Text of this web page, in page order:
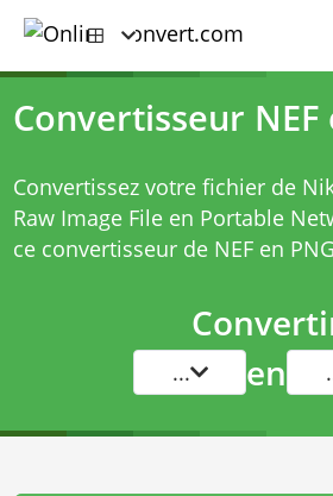
Convertisseur NEF
Convertissez votre fichier de
Raw Image File en Portable
ce convertisseur de NEF en PNG
... en